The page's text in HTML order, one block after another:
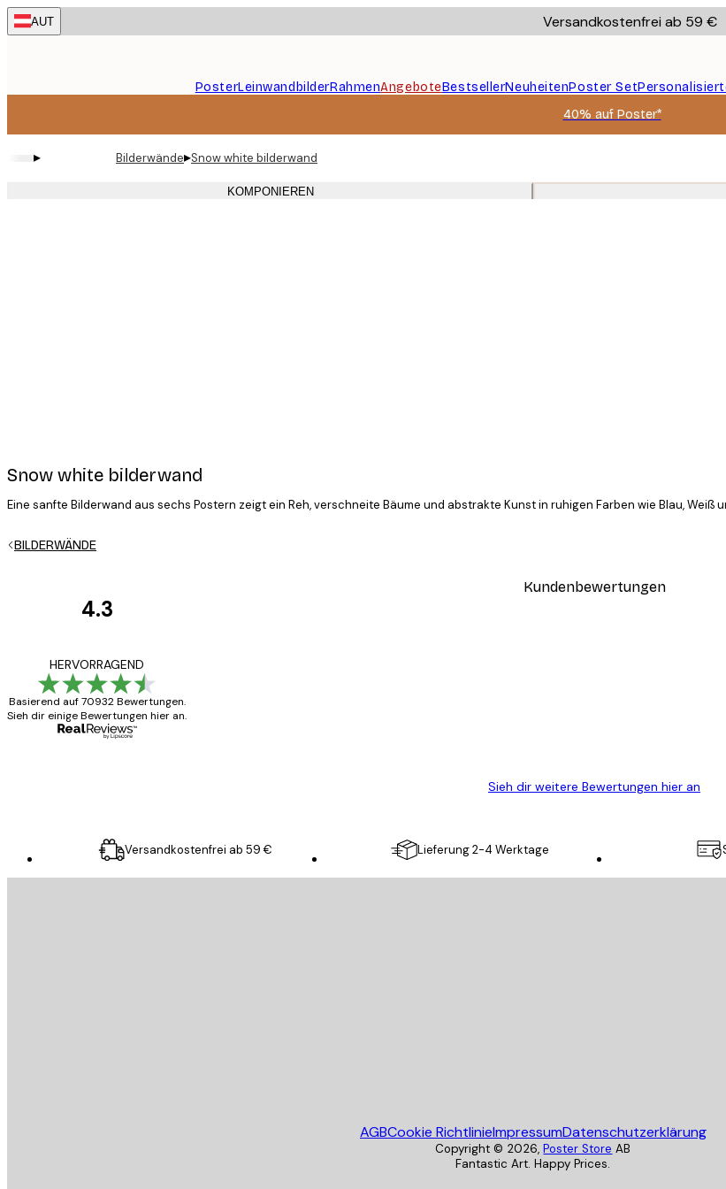
Skip
to
AUT Versandkostenfrei ab 59 €
PosterLeinwandbilderRahmenAngeboteBestsellerNeuheitenPoster Set
40% auf Poster*
▸ Bilderwände▸Snow white bilderwand
KOMPONIEREN
Snow white bilderwand
Eine sanfte Bilderwand aus sechs Postern zeigt ein Reh, verschneite Bäume und abstrakte Kunst in ruhigen Farben wie Blau,
BILDERWÄNDE
Kundenbewertungen
4.3
HERVORRAGEND
Basierend auf 70932 Bewertungen.
Sieh dir einige Bewertungen hier an.
Sieh dir weitere Bewertungen hier an
Versandkostenfrei ab 59 € Lieferung 2-4 Werktage
AGBCookie RichtlinieImpressumDatenschutzerklärung
Copyright © 2026, Poster Store AB
Fantastic Art. Happy Prices.